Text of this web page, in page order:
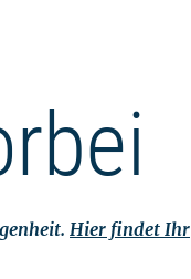
Hier findet Ihr